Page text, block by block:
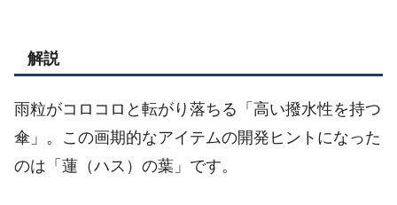
解説
雨粒がコロコロと転がり落ちる「高い撥水性を持つ
傘」。この画期的なアイテムの開発ヒントになった
のは「蓮（ハス）の葉」です。